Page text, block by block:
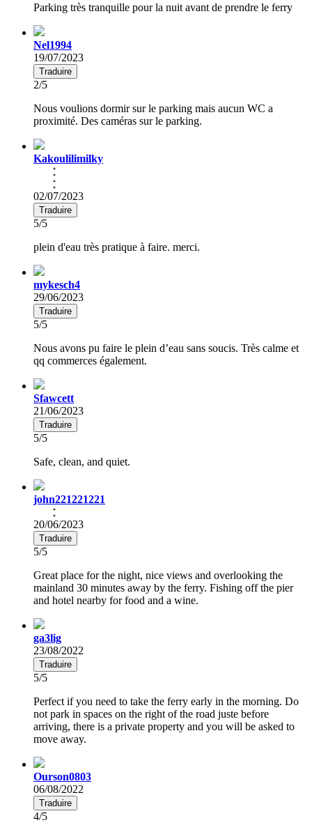
Parking très tranquille pour la nuit avant de prendre le ferry
Nel1994
19/07/2023
Traduire
2/5
Nous voulions dormir sur le parking mais aucun WC a
proximité. Des caméras sur le parking.
Kakoulilimilky
02/07/2023
Traduire
5/5
plein d'eau très pratique à faire. merci.
mykesch4
29/06/2023
Traduire
5/5
Nous avons pu faire le plein d’eau sans soucis. Très calme et
qq commerces également.
Sfawcett
21/06/2023
Traduire
5/5
Safe, clean, and quiet.
john221221221
20/06/2023
Traduire
5/5
Great place for the night, nice views and overlooking the
mainland 30 minutes away by the ferry. Fishing off the pier
and hotel nearby for food and a wine.
ga3lig
23/08/2022
Traduire
5/5
Perfect if you need to take the ferry early in the morning. Do
not park in spaces on the right of the road juste before
arriving, there is a private property and you will be asked to
move away.
Ourson0803
06/08/2022
Traduire
4/5